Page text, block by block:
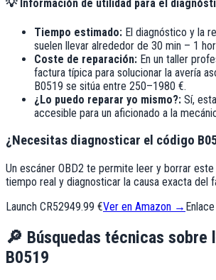
💡Información de utilidad para el
Tiempo estimado: El diagnóstico y la
suelen llevar alrededor de 30 min – 1
Coste de reparación: En un taller
factura típica para solucionar la avería
B0519 se sitúa entre 250–1980 €.
¿Lo puedo reparar yo mismo?: Sí,
accesible para un aficionado a la
¿Necesitas diagnosticar el código
Un escáner OBD2 te permite leer y borrar
tiempo real y diagnosticar la causa exacta del
Launch CR52949.99 €Ver en Amazon →
🔎 Búsquedas técnicas sobre
B0519